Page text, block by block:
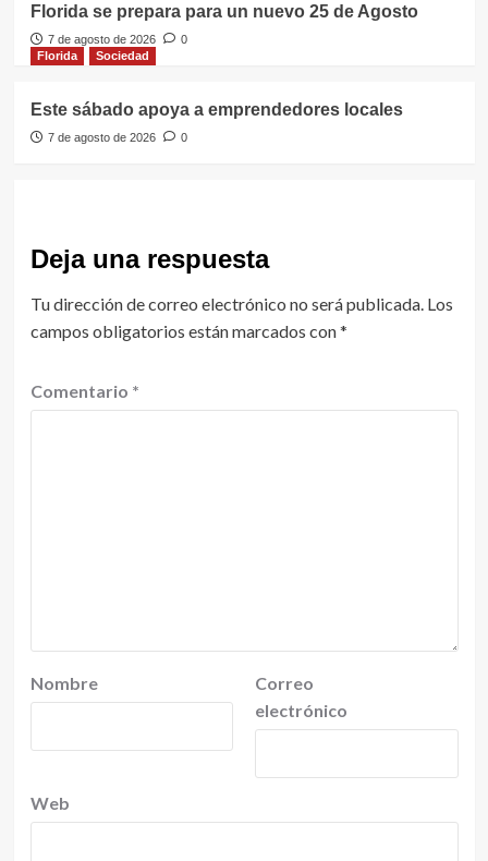
Florida se prepara para un nuevo 25 de Agosto
7 de agosto de 2026
0
Florida
Sociedad
Este sábado apoya a emprendedores locales
7 de agosto de 2026 0
Deja una respuesta
Tu dirección de correo electrónico no será publicada. Los
campos obligatorios están marcados con*
Comentario *
Nombre
Correo
electrónico
Web